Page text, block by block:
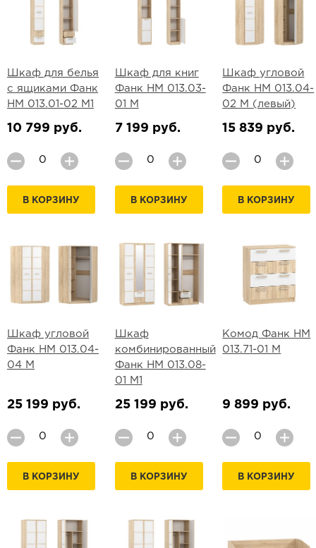
Шкаф для белья
с ящиками Фанк
НМ 013.01-02 М1
10 799 руб.
В КОРЗИНУ
Шкаф для книг
Фанк НМ 013.03-
01 М
7 199 руб.
В КОРЗИНУ
Шкаф угловой
Фанк НМ 013.04-
02 М (левый)
15 839 руб.
В КОРЗИНУ
Шкаф угловой
Фанк НМ 013.04-
04 М
25 199 руб.
В КОРЗИНУ
Шкаф
комбинированный
Фанк НМ 013.08-
01 М1
25 199 руб.
В КОРЗИНУ
Комод Фанк НМ
013.71-01 М
9 899 руб.
В КОРЗИНУ